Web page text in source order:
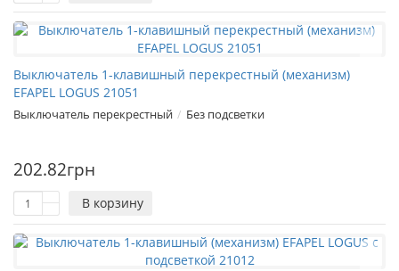
Выключатель 1-клавишный перекрестный (механизм)
EFAPEL LOGUS 21051
Выключатель перекрестный Без подсветки
202.82грн
В корзину